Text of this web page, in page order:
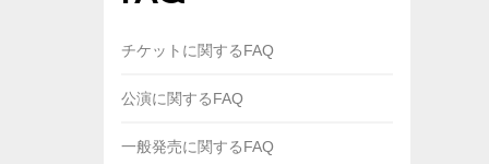
チケットに関するFAQ
公演に関するFAQ
一般発売に関するFAQ